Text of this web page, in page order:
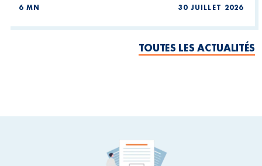
6 MN 30 JUILLET 2026
TOUTES LES ACTUALITÉS